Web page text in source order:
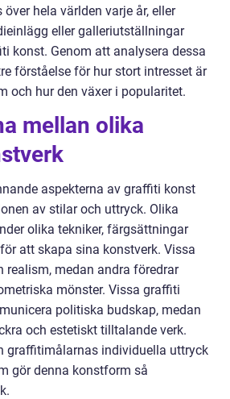
hela världen varje år, eller
eller galleriutställningar
konst. Genom att analysera dessa
förståelse för hur stort intresset är
och hur den växer i popularitet.
mellan olika
aspekterna av graffiti konst
av stilar och uttryck. Olika
olika tekniker, färgsättningar
att skapa sina konstverk. Vissa
realism, medan andra föredrar
mönster. Vissa graffiti
politiska budskap, medan
och estetiskt tilltalande verk.
graffitimålarnas individuella uttryck
gör denna konstform så